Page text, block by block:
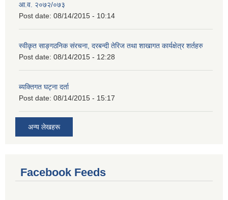
आ.व. २०७२/०७३
Post date: 08/14/2015 - 10:14
स्वीकृत साङ्गठनिक संरचना, दरबन्दी तेरिज तथा शाखागत कार्यक्षेत्र शर्तहरु
Post date: 08/14/2015 - 12:28
ब्यक्तिगत घट्ना दर्ता
Post date: 08/14/2015 - 15:17
अन्य लेखहरू
Facebook Feeds